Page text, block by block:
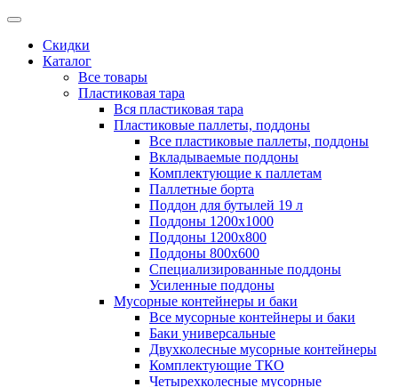
Скидки
Каталог
Все товары
Пластиковая тара
Вся пластиковая тара
Пластиковые паллеты, поддоны
Все пластиковые паллеты, поддоны
Вкладываемые поддоны
Комплектующие к паллетам
Паллетные борта
Поддон для бутылей 19 л
Поддоны 1200х1000
Поддоны 1200х800
Поддоны 800х600
Специализированные поддоны
Усиленные поддоны
Мусорные контейнеры и баки
Все мусорные контейнеры и баки
Баки универсальные
Двухколесные мусорные контейнеры
Комплектующие ТКО
Четырехколесные мусорные